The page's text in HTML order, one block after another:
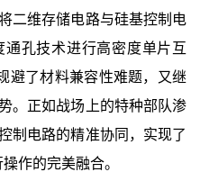
二维存储电路与硅基控制电
孔技术进行高密度单片互
避了材料兼容性难题，又继
。正如战场上的特种部队渗
制电路的精准协同，实现了
作的完美融合。